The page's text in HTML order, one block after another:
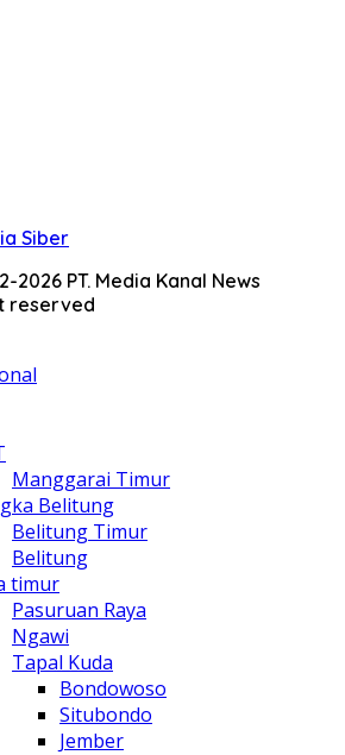
Siber
2026 PT. Media Kanal News
reserved
Manggarai Timur
Belitung
Belitung Timur
Belitung
timur
Pasuruan Raya
Ngawi
Tapal Kuda
Bondowoso
Situbondo
Jember